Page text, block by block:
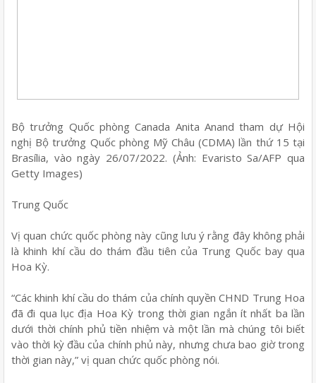
Bộ trưởng Quốc phòng Canada Anita Anand tham dự Hội
nghị Bộ trưởng Quốc phòng Mỹ Châu (CDMA) lần thứ 15 tại
Brasília, vào ngày 26/07/2022. (Ảnh: Evaristo Sa/AFP qua
Getty Images)
Trung Quốc
Vị quan chức quốc phòng này cũng lưu ý rằng đây không phải
là khinh khí cầu do thám đầu tiên của Trung Quốc bay qua
Hoa Kỳ.
“Các khinh khí cầu do thám của chính quyền CHND Trung Hoa
đã đi qua lục địa Hoa Kỳ trong thời gian ngắn ít nhất ba lần
dưới thời chính phủ tiền nhiệm và một lần mà chúng tôi biết
vào thời kỳ đầu của chính phủ này, nhưng chưa bao giờ trong
thời gian này,” vị quan chức quốc phòng nói.